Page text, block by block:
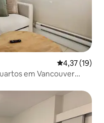
4,37 de uma
4,37 (19)
em Vancouver